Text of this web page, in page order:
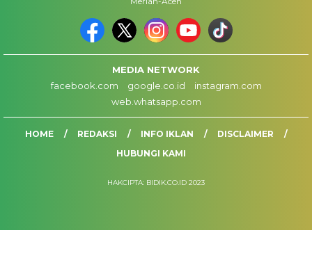
MEDIA NETWORK
facebook.com
google.co.id
instagram.com
web.whatsapp.com
HOME REDAKSI INFO IKLAN
DISCLAIMER
HUBUNGI KAMI
HAKCIPTA: BIDIK.CO.ID 2023